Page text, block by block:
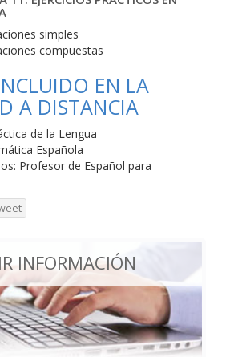
simples
compuestas
EN LA
A DISTANCIA
de la Lengua
Española
Profesor de Español para
INFORMACIÓN